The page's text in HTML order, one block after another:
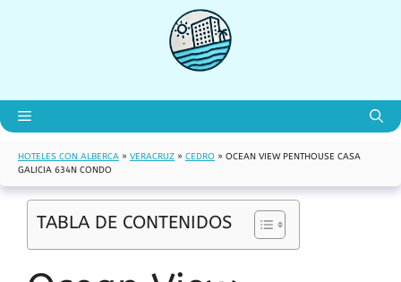
Menú
HOTELES CON ALBERCA » VERACRUZ » CEDRO » OCEAN VIEW PENTHOUSE CASA
GALICIA 634N CONDO
TABLA DE CONTENIDOS